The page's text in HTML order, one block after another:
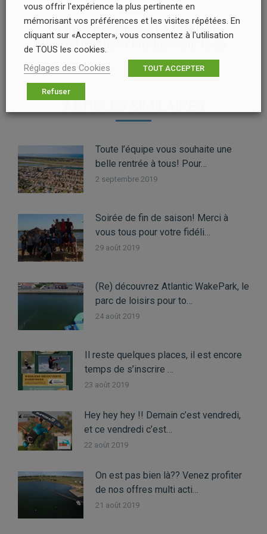
:
SUIVANT
Article
Énorme ambiance à LA GRANGE
DISCOTHEQUE OFFICIEL! Pour la so…
ARTICLES SIMILAIRES
Toute l’équipe vous souhaite une
belle rentrée à tous! Pour…
2 septembre 2019
Soirée de fin de saison! Merci à
vous tous pour votre fidéli…
29 août 2019
(Re) découvrez Atlantic WakePark, le
parc de loisirs pour to…
24 août 2019
Il reste quelques places, il est encore
temps de s’inscrire …
23 août 2019
Hey hey hey !! Demain c’est vendredi,
et ce vendredi c’est…
22 août 2019
On est pas bien là?? Venez profiter
de nos offres multi acti…
21 août 2019
vous offrir l'expérience la plus pertinente en
mémorisant vos préférences et les visites répétées. En
cliquant sur «Accepter», vous consentez à l'utilisation
de TOUS les cookies.
Réglages des Cookies
TOUT ACCEPTER
Refuser